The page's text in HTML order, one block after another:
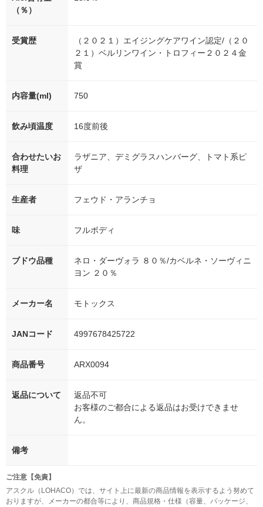
（％）
受賞歴
（２０２１）エイジングケアワイン認定/（２０
２１）ベルリンワイン・トロフィー２０２４金
賞
内容量(ml) 750
飲み頃温度 16度前後
合わせたいお
料理
ラザニア、デミグラスハンバーグ、トマト系ピ
ザ
生産者 フェウド・アランチョ
味 フルボディ
ブドウ品種
ネロ・ダーヴォラ ８０％/カベルネ・ソーヴィニ
ヨン ２０％
メーカー名 モトックス
JANコード 4997678425722
商品番号 ARX0094
返品について
返品不可
お客様のご都合による返品はお受けできませ
ん。
備考
ご注意【免責】
アスクル（LOHACO）では、サイト上に最新の商品情報を表示するよう努めて
おりますが、メーカーの都合等により、商品規格・仕様（容量、パッケージ、